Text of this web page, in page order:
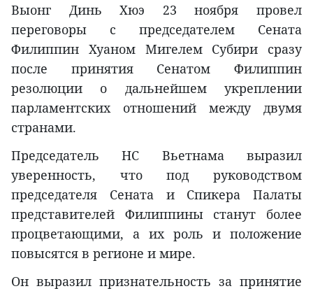
Выонг Динь Хюэ 23 ноября провел
переговоры с председателем Сената
Филиппин Хуаном Мигелем Субири сразу
после принятия Сенатом Филиппин
резолюции о дальнейшем укреплении
парламентских отношений между двумя
странами.
Председатель НС Вьетнама выразил
уверенность, что под руководством
председателя Сената и Спикера Палаты
представителей Филиппины станут более
процветающими, а их роль и положение
повысятся в регионе и мире.
Он выразил признательность за принятие